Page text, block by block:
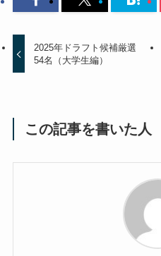
2025年ドラフト候補厳選
54名（大学生編）
この記事を書いた人